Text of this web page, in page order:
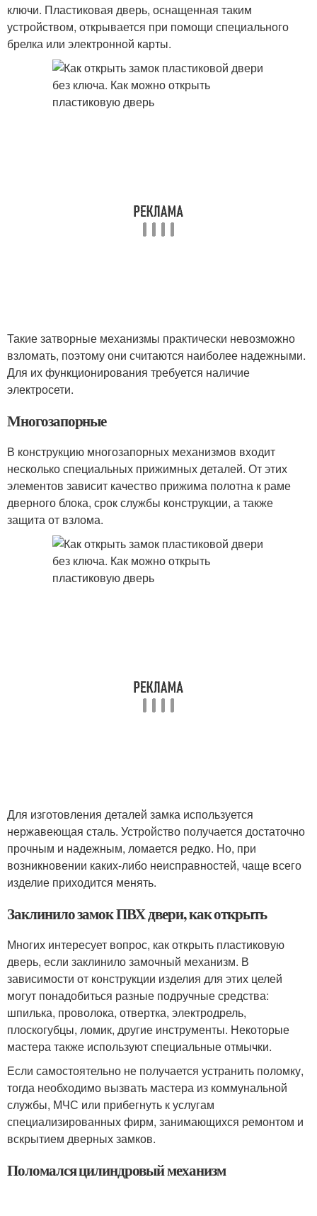
ключи. Пластиковая дверь, оснащенная таким
устройством, открывается при помощи специального
брелка или электронной карты.
Такие затворные механизмы практически невозможно
взломать, поэтому они считаются наиболее надежными.
Для их функционирования требуется наличие
электросети.
Многозапорные
В конструкцию многозапорных механизмов входит
несколько специальных прижимных деталей. От этих
элементов зависит качество прижима полотна к раме
дверного блока, срок службы конструкции, а также
защита от взлома.
Для изготовления деталей замка используется
нержавеющая сталь. Устройство получается достаточно
прочным и надежным, ломается редко. Но, при
возникновении каких-либо неисправностей, чаще всего
изделие приходится менять.
Заклинило замок ПВХ двери, как открыть
Многих интересует вопрос, как открыть пластиковую
дверь, если заклинило замочный механизм. В
зависимости от конструкции изделия для этих целей
могут понадобиться разные подручные средства:
шпилька, проволока, отвертка, электродрель,
плоскогубцы, ломик, другие инструменты. Некоторые
мастера также используют специальные отмычки.
Если самостоятельно не получается устранить поломку,
тогда необходимо вызвать мастера из коммунальной
службы, МЧС или прибегнуть к услугам
специализированных фирм, занимающихся ремонтом и
вскрытием дверных замков.
Поломался цилиндровый механизм